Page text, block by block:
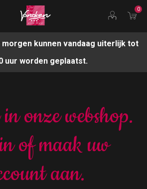
0
kunnen vandaag uiterlijk tot
uur worden geplaatst.
onze webshop.
of maak uw
aan.